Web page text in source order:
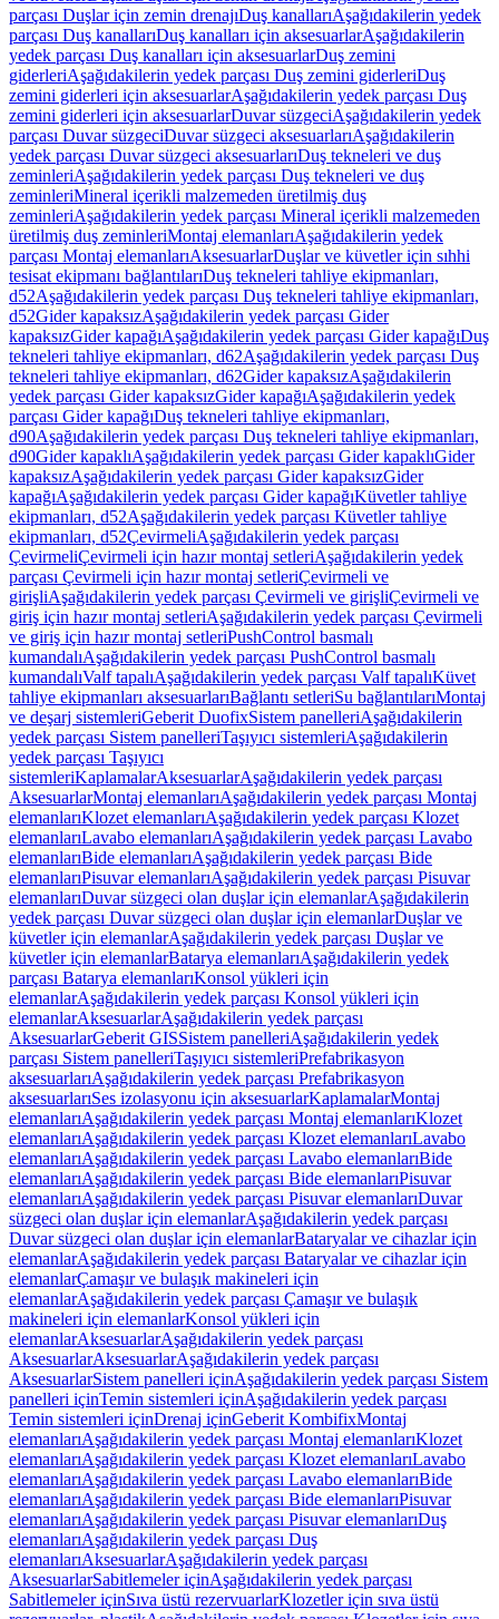
parçası Duşlar için zemin drenajıDuş kanallarıAşağıdakilerin yedek
parçası Duş kanallarıDuş kanalları için aksesuarlarAşağıdakilerin
yedek parçası Duş kanalları için aksesuarlarDuş zemini
giderleriAşağıdakilerin yedek parçası Duş zemini giderleriDuş
zemini giderleri için aksesuarlarAşağıdakilerin yedek parçası Duş
zemini giderleri için aksesuarlarDuvar süzgeciAşağıdakilerin yedek
parçası Duvar süzgeciDuvar süzgeci aksesuarlarıAşağıdakilerin
yedek parçası Duvar süzgeci aksesuarlarıDuş tekneleri ve duş
zeminleriAşağıdakilerin yedek parçası Duş tekneleri ve duş
zeminleriMineral içerikli malzemeden üretilmiş duş
zeminleriAşağıdakilerin yedek parçası Mineral içerikli malzemeden
üretilmiş duş zeminleriMontaj elemanlarıAşağıdakilerin yedek
parçası Montaj elemanlarıAksesuarlarDuşlar ve küvetler için sıhhi
tesisat ekipmanı bağlantılarıDuş tekneleri tahliye ekipmanları,
d52Aşağıdakilerin yedek parçası Duş tekneleri tahliye ekipmanları,
d52Gider kapaksızAşağıdakilerin yedek parçası Gider
kapaksızGider kapağıAşağıdakilerin yedek parçası Gider kapağıDuş
tekneleri tahliye ekipmanları, d62Aşağıdakilerin yedek parçası Duş
tekneleri tahliye ekipmanları, d62Gider kapaksızAşağıdakilerin
yedek parçası Gider kapaksızGider kapağıAşağıdakilerin yedek
parçası Gider kapağıDuş tekneleri tahliye ekipmanları,
d90Aşağıdakilerin yedek parçası Duş tekneleri tahliye ekipmanları,
d90Gider kapaklıAşağıdakilerin yedek parçası Gider kapaklıGider
kapaksızAşağıdakilerin yedek parçası Gider kapaksızGider
kapağıAşağıdakilerin yedek parçası Gider kapağıKüvetler tahliye
ekipmanları, d52Aşağıdakilerin yedek parçası Küvetler tahliye
ekipmanları, d52ÇevirmeliAşağıdakilerin yedek parçası
ÇevirmeliÇevirmeli için hazır montaj setleriAşağıdakilerin yedek
parçası Çevirmeli için hazır montaj setleriÇevirmeli ve
girişliAşağıdakilerin yedek parçası Çevirmeli ve girişliÇevirmeli ve
giriş için hazır montaj setleriAşağıdakilerin yedek parçası Çevirmeli
ve giriş için hazır montaj setleriPushControl basmalı
kumandalıAşağıdakilerin yedek parçası PushControl basmalı
kumandalıValf tapalıAşağıdakilerin yedek parçası Valf tapalıKüvet
tahliye ekipmanları aksesuarlarıBağlantı setleriSu bağlantılarıMontaj
ve deşarj sistemleriGeberit DuofixSistem panelleriAşağıdakilerin
yedek parçası Sistem panelleriTaşıyıcı sistemleriAşağıdakilerin
yedek parçası Taşıyıcı
sistemleriKaplamalarAksesuarlarAşağıdakilerin yedek parçası
AksesuarlarMontaj elemanlarıAşağıdakilerin yedek parçası Montaj
elemanlarıKlozet elemanlarıAşağıdakilerin yedek parçası Klozet
elemanlarıLavabo elemanlarıAşağıdakilerin yedek parçası Lavabo
elemanlarıBide elemanlarıAşağıdakilerin yedek parçası Bide
elemanlarıPisuvar elemanlarıAşağıdakilerin yedek parçası Pisuvar
elemanlarıDuvar süzgeci olan duşlar için elemanlarAşağıdakilerin
yedek parçası Duvar süzgeci olan duşlar için elemanlarDuşlar ve
küvetler için elemanlarAşağıdakilerin yedek parçası Duşlar ve
küvetler için elemanlarBatarya elemanlarıAşağıdakilerin yedek
parçası Batarya elemanlarıKonsol yükleri için
elemanlarAşağıdakilerin yedek parçası Konsol yükleri için
elemanlarAksesuarlarAşağıdakilerin yedek parçası
AksesuarlarGeberit GISSistem panelleriAşağıdakilerin yedek
parçası Sistem panelleriTaşıyıcı sistemleriPrefabrikasyon
aksesuarlarıAşağıdakilerin yedek parçası Prefabrikasyon
aksesuarlarıSes izolasyonu için aksesuarlarKaplamalarMontaj
elemanlarıAşağıdakilerin yedek parçası Montaj elemanlarıKlozet
elemanlarıAşağıdakilerin yedek parçası Klozet elemanlarıLavabo
elemanlarıAşağıdakilerin yedek parçası Lavabo elemanlarıBide
elemanlarıAşağıdakilerin yedek parçası Bide elemanlarıPisuvar
elemanlarıAşağıdakilerin yedek parçası Pisuvar elemanlarıDuvar
süzgeci olan duşlar için elemanlarAşağıdakilerin yedek parçası
Duvar süzgeci olan duşlar için elemanlarBataryalar ve cihazlar için
elemanlarAşağıdakilerin yedek parçası Bataryalar ve cihazlar için
elemanlarÇamaşır ve bulaşık makineleri için
elemanlarAşağıdakilerin yedek parçası Çamaşır ve bulaşık
makineleri için elemanlarKonsol yükleri için
elemanlarAksesuarlarAşağıdakilerin yedek parçası
AksesuarlarAksesuarlarAşağıdakilerin yedek parçası
AksesuarlarSistem panelleri içinAşağıdakilerin yedek parçası Sistem
panelleri içinTemin sistemleri içinAşağıdakilerin yedek parçası
Temin sistemleri içinDrenaj içinGeberit KombifixMontaj
elemanlarıAşağıdakilerin yedek parçası Montaj elemanlarıKlozet
elemanlarıAşağıdakilerin yedek parçası Klozet elemanlarıLavabo
elemanlarıAşağıdakilerin yedek parçası Lavabo elemanlarıBide
elemanlarıAşağıdakilerin yedek parçası Bide elemanlarıPisuvar
elemanlarıAşağıdakilerin yedek parçası Pisuvar elemanlarıDuş
elemanlarıAşağıdakilerin yedek parçası Duş
elemanlarıAksesuarlarAşağıdakilerin yedek parçası
AksesuarlarSabitlemeler içinAşağıdakilerin yedek parçası
Sabitlemeler içinSıva üstü rezervuarlarKlozetler için sıva üstü